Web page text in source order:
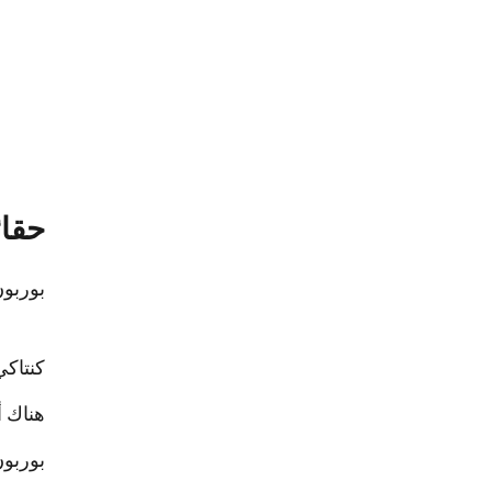
كنتاكي
هناك أكثر من 7.5 مليون